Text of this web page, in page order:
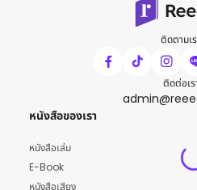
ติดตามเ
ติดต่อเร
หนังสือของเรา
หนังสือเล่ม
E-Book
หนังสือเสียง